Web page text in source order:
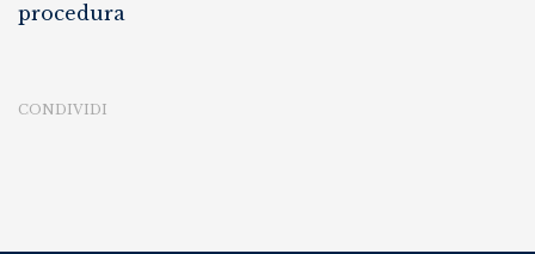
procedura
CONDIVIDI